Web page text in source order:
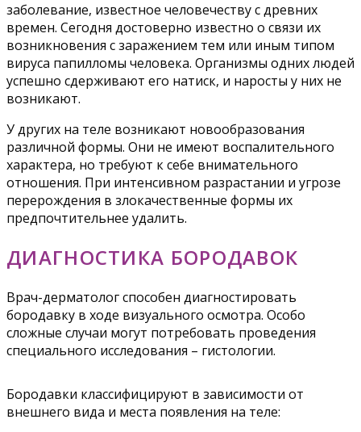
заболевание, известное человечеству с древних
времен. Сегодня достоверно известно о связи их
возникновения с заражением тем или иным типом
вируса папилломы человека. Организмы одних людей
успешно сдерживают его натиск, и наросты у них не
возникают.
У других на теле возникают новообразования
различной формы. Они не имеют воспалительного
характера, но требуют к себе внимательного
отношения. При интенсивном разрастании и угрозе
перерождения в злокачественные формы их
предпочтительнее удалить.
ДИАГНОСТИКА БОРОДАВОК
Врач-дерматолог способен диагностировать
бородавку в ходе визуального осмотра. Особо
сложные случаи могут потребовать проведения
специального исследования – гистологии.
Бородавки классифицируют в зависимости от
внешнего вида и места появления на теле: